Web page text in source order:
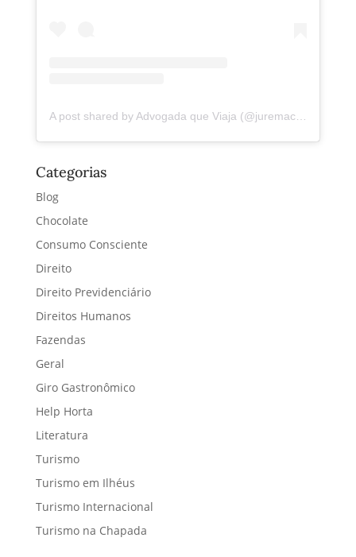
A post shared by Advogada que Viaja (@juremacintra)
Categorias
Blog
Chocolate
Consumo Consciente
Direito
Direito Previdenciário
Direitos Humanos
Fazendas
Geral
Giro Gastronômico
Help Horta
Literatura
Turismo
Turismo em Ilhéus
Turismo Internacional
Turismo na Chapada